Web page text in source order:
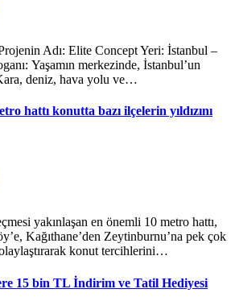
Adı: Elite Concept Yeri: İstanbul –
Yaşamın merkezinde, İstanbul’un
deniz, hava yolu ve…
hattı konutta bazı ilçelerin yıldızını
yakınlaşan en önemli 10 metro hattı,
Kağıthane’den Zeytinburnu’na pek çok
konut tercihlerini…
15 bin TL İndirim ve Tatil Hediyesi